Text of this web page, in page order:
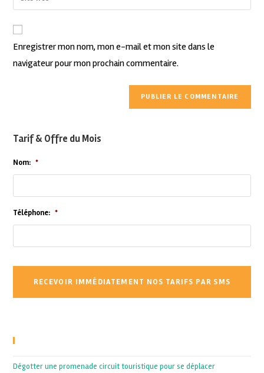
Enregistrer mon nom, mon e-mail et mon site dans le
navigateur pour mon prochain commentaire.
Tarif & Offre du Mois
Nom: *
Téléphone: *
Dégotter une promenade circuit touristique pour se déplacer